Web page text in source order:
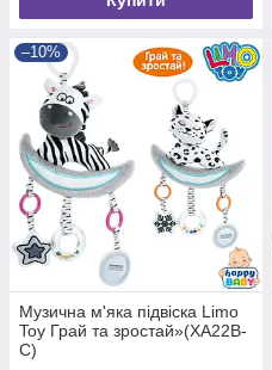
–10%
Музична м'яка підвіска Limo
Toy Грай та зростай»(XA22B-
C)